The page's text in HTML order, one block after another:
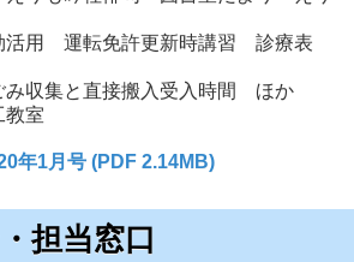
活用 運転免許更新時講習 診療表
み収集と直接搬入受入時間 ほか
教室
年1月号 (PDF 2.14MB)
担当窓口